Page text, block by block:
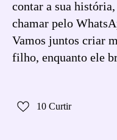
contar a sua
chamar pelo
Vamos juntos criar
filho, enquanto ele
10 Curtir